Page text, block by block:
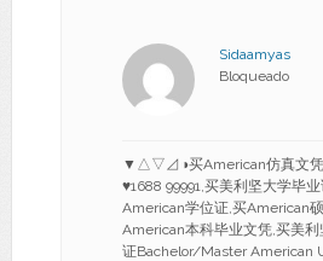
Sidaamyas
Bloqueado
▼△▽⊿◑买American仿真文凭
♥1688 99991,买美利坚大学毕
American学位证,买American
American本科毕业文凭,买美利
证Bachelor/Master American